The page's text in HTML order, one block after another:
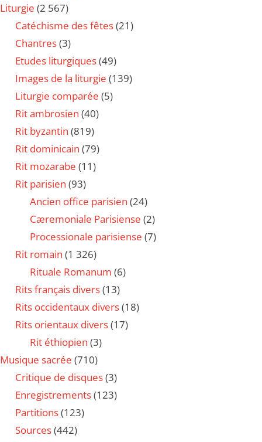
Liturgie (2 567)
Catéchisme des fêtes(21)
Chantres(3)
Etudes liturgiques(49)
Images de la liturgie (139)
Liturgie comparée (5)
Rit ambrosien (40)
Rit byzantin (819)
Rit dominicain (79)
Rit mozarabe (11)
Rit parisien (93)
Ancien office parisien (24)
Cæremoniale Parisiense (2)
Processionale parisiense (7)
Rit romain (1 326)
Rituale Romanum (6)
Rits français divers(13)
Rits occidentaux divers(18)
Rits orientaux divers(17)
Rit éthiopien (3)
Musique sacrée (710)
Critique de disques(3)
Enregistrements(123)
Partitions(123)
Sources(442)